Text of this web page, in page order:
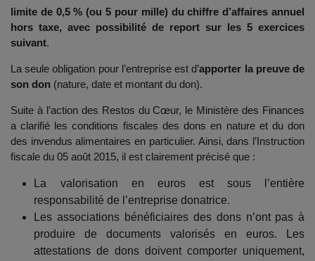
limite de 0,5 % (ou 5 pour mille) du chiffre d’affaires annuel
hors taxe, avec possibilité de report sur les 5 exercices
suivant.
La seule obligation pour l’entreprise est d’apporter la preuve de
son don(nature, date et montant du don).
Suite à l’action des Restos du Cœur, le Ministère des Finances
a clarifié les conditions fiscales des dons en nature et du don
des invendus alimentaires en particulier. Ainsi, dans l’Instruction
fiscale du 05 août 2015, il est clairement précisé que :
La valorisation en euros est sous l’entière
responsabilité de l’entreprise donatrice.
Les associations bénéficiaires des dons n’ont pas à
produire de documents valorisés en euros. Les
attestations de dons doivent comporter uniquement,